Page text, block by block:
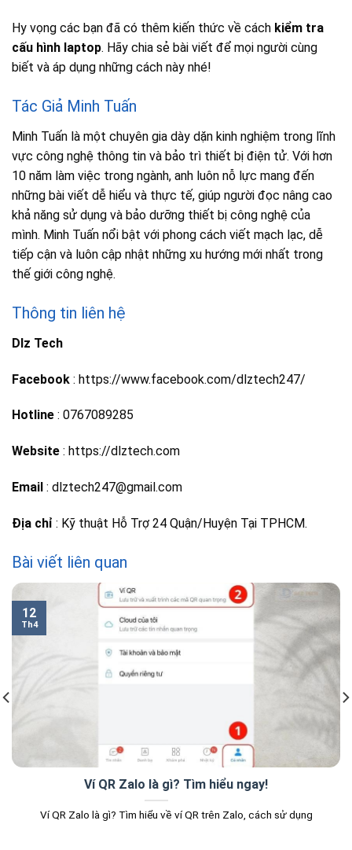
Hy vọng các bạn đã có thêm kiến thức về cách kiểm tra
cấu hình laptop. Hãy chia sẻ bài viết để mọi người cùng
biết và áp dụng những cách này nhé!
Tác Giả Minh Tuấn
Minh Tuấn là một chuyên gia dày dặn kinh nghiệm trong lĩnh
vực công nghệ thông tin và bảo trì thiết bị điện tử. Với hơn
10 năm làm việc trong ngành, anh luôn nỗ lực mang đến
những bài viết dễ hiểu và thực tế, giúp người đọc nâng cao
khả năng sử dụng và bảo dưỡng thiết bị công nghệ của
mình. Minh Tuấn nổi bật với phong cách viết mạch lạc, dễ
tiếp cận và luôn cập nhật những xu hướng mới nhất trong
thế giới công nghệ.
Thông tin liên hệ
Dlz Tech
Facebook : https://www.facebook.com/dlztech247/
Hotline : 0767089285
Website : https://dlztech.com
Email : dlztech247@gmail.com
Địa chỉ : Kỹ thuật Hỗ Trợ 24 Quận/Huyện Tại TPHCM.
Bài viết liên quan
Ví QR Zalo là gì? Tìm hiểu ngay!
Ví QR Zalo là gì? Tìm hiểu về ví QR trên Zalo, cách sử dụng
12
Th4